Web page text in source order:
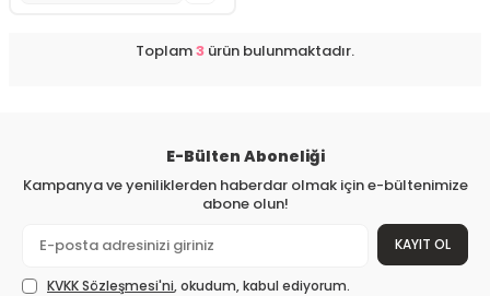
Toplam3 ürün bulunmaktadır.
E-Bülten Aboneliği
Kampanya ve yeniliklerden haberdar olmak için e-bültenimize
abone olun!
KAYIT OL
KVKK Sözleşmesi'ni, okudum, kabul ediyorum.